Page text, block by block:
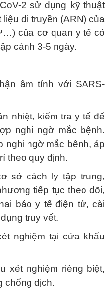
2 sử dụng kỹ thuật
di truyền (ARN) của
của cơ quan y tế có
cảnh 3-5 ngày.
âm tính với SARS-
nhiệt, kiểm tra y tế để
nghi ngờ mắc bệnh.
nghi ngờ mắc bệnh, áp
theo quy định.
sở cách ly tập trung,
tiếp tục theo dõi,
báo y tế điện tử, cài
truy vết.
nghiệm tại cửa khẩu
xét nghiệm riêng biệt,
chống dịch.